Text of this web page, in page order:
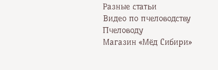
Разные статьи
Видео по пчеловодству
Пчеловоду
Магазин «Мёд Сибири»